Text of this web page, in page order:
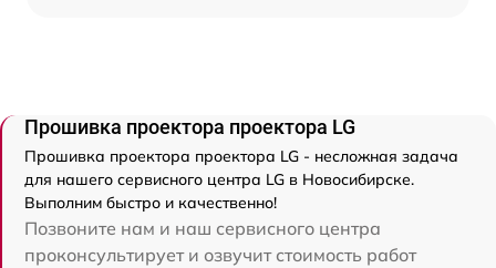
Прошивка проектора проектора LG
Прошивка проектора проектора LG - несложная задача
для нашего сервисного центра LG в Новосибирске.
Выполним быстро и качественно!
Позвоните нам и наш сервисного центра
проконсультирует и озвучит стоимость работ